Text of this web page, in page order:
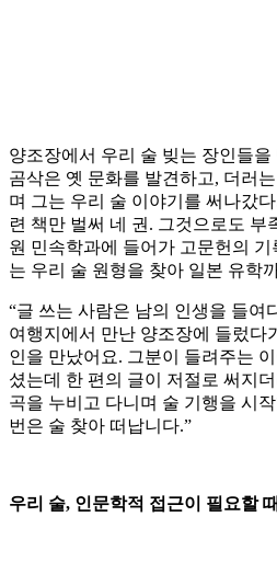
양조장에서 우리 술 빚는 장인들
곰삭은 옛 문화를 발견하고, 더러
며 그는 우리 술 이야기를 써나갔
련 책만 벌써 네 권. 그것으로도 부
원 민속학과에 들어가 고문헌의 기
는 우리 술 원형을 찾아 일본 유학
“글 쓰는 사람은 남의 인생을 들여
여행지에서 만난 양조장에 들렀다
인을 만났어요. 그분이 들려주는
셨는데 한 편의 글이 저절로 써지
곡을 누비고 다니며 술 기행을 시
번은 술 찾아 떠납니다.”
우리 술, 인문학적 접근이 필요할 때